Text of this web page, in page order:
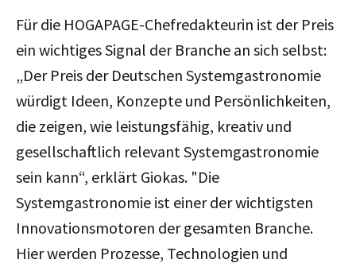
Für die HOGAPAGE-Chefredakteurin ist der Preis
ein wichtiges Signal der Branche an sich selbst:
„Der Preis der Deutschen Systemgastronomie
würdigt Ideen, Konzepte und Persönlichkeiten,
die zeigen, wie leistungsfähig, kreativ und
gesellschaftlich relevant Systemgastronomie
sein kann“, erklärt Giokas. "Die
Systemgastronomie ist einer der wichtigsten
Innovationsmotoren der gesamten Branche.
Hier werden Prozesse, Technologien und